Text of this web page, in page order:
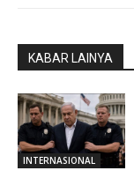
KABAR LAINYA
INTERNASIONAL